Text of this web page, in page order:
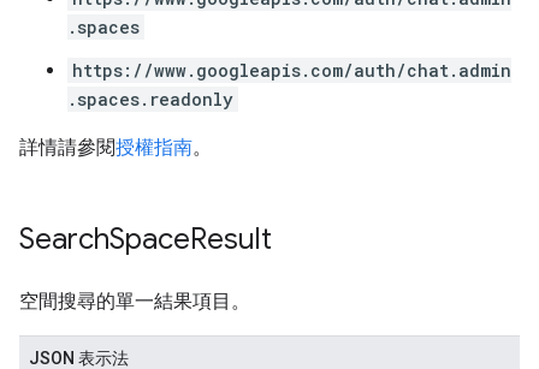
.spaces
https://www.googleapis.com/auth/chat.admin
.spaces.readonly
詳情請參閱授權指南。
SearchSpaceResult
空間搜尋的單一結果項目。
JSON 表示法